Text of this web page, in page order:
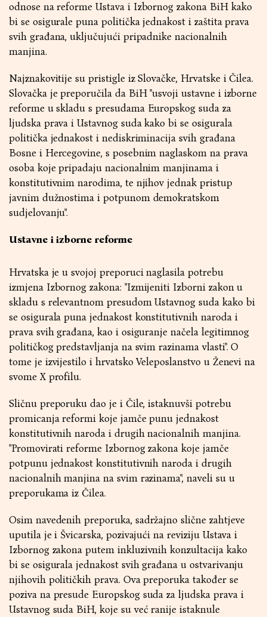
odnose na reforme Ustava i Izbornog zakona BiH kako
bi se osigurale puna politička jednakost i zaštita prava
svih građana, uključujući pripadnike nacionalnih
manjina.
Najznakovitije su pristigle iz Slovačke, Hrvatske i Čilea.
Slovačka je preporučila da BiH "usvoji ustavne i izborne
reforme u skladu s presudama Europskog suda za
ljudska prava i Ustavnog suda kako bi se osigurala
politička jednakost i nediskriminacija svih građana
Bosne i Hercegovine, s posebnim naglaskom na prava
osoba koje pripadaju nacionalnim manjinama i
konstitutivnim narodima, te njihov jednak pristup
javnim dužnostima i potpunom demokratskom
sudjelovanju".
Ustavne i izborne reforme
Hrvatska je u svojoj preporuci naglasila potrebu
izmjena Izbornog zakona: "Izmijeniti Izborni zakon u
skladu s relevantnom presudom Ustavnog suda kako bi
se osigurala puna jednakost konstitutivnih naroda i
prava svih građana, kao i osiguranje načela legitimnog
političkog predstavljanja na svim razinama vlasti". O
tome je izvijestilo i hrvatsko Veleposlanstvo u Ženevi na
svome X profilu.
Sličnu preporuku dao je i Čile, istaknuvši potrebu
promicanja reformi koje jamče punu jednakost
konstitutivnih naroda i drugih nacionalnih manjina.
"Promovirati reforme Izbornog zakona koje jamče
potpunu jednakost konstitutivnih naroda i drugih
nacionalnih manjina na svim razinama", naveli su u
preporukama iz Čilea.
Osim navedenih preporuka, sadržajno slične zahtjeve
uputila je i Švicarska, pozivajući na reviziju Ustava i
Izbornog zakona putem inkluzivnih konzultacija kako
bi se osigurala jednakost svih građana u ostvarivanju
njihovih političkih prava. Ova preporuka također se
poziva na presude Europskog suda za ljudska prava i
Ustavnog suda BiH, koje su već ranije istaknule